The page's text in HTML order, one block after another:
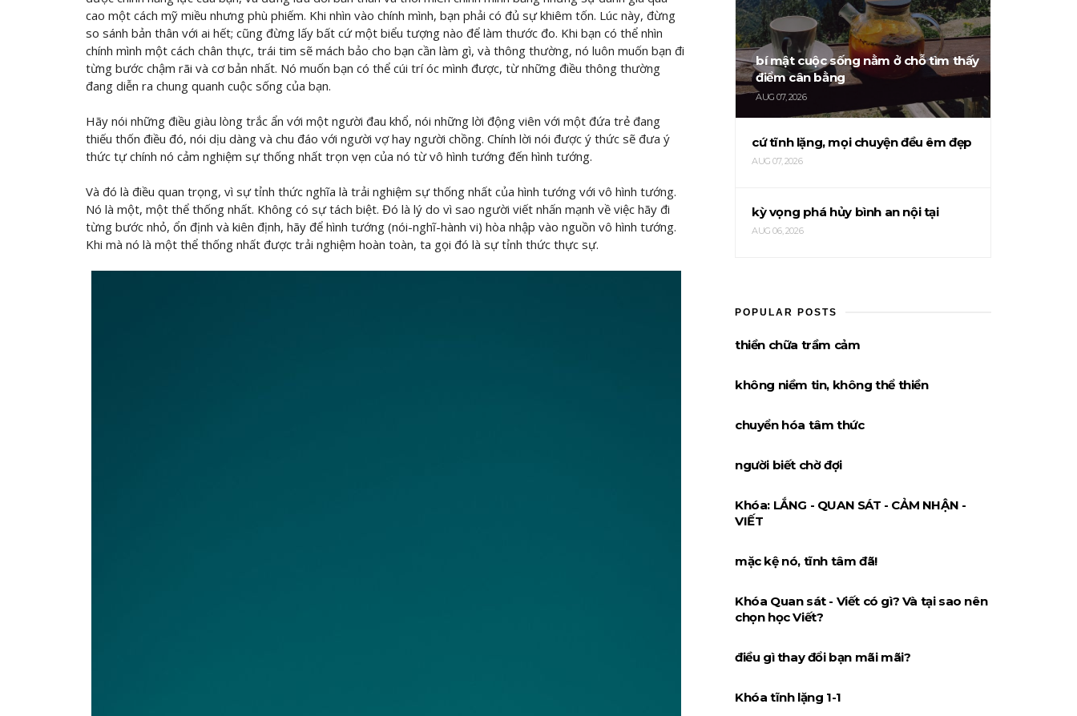
cao một cách mỹ miều nhưng phù phiếm. Khi nhìn vào chính mình, bạn phải có đủ sự khiêm tốn. Lúc này, đừng
so sánh bản thân với ai hết; cũng đừng lấy bất cứ một biểu tượng nào để làm thước đo. Khi bạn có thể nhìn
chính mình một cách chân thực, trái tim sẽ mách bảo cho bạn cần làm gì, và thông thường, nó luôn muốn bạn đi
từng bước chậm rãi và cơ bản nhất. Nó muốn bạn có thể cúi trí óc mình được, từ những điều thông thường
đang diễn ra chung quanh cuộc sống của bạn.
Hãy nói những điều giàu lòng trắc ẩn với một người đau khổ, nói những lời động viên với một đứa trẻ đang
thiếu thốn điều đó, nói dịu dàng và chu đáo với người vợ hay người chồng. Chính lời nói được ý thức sẽ đưa ý
thức tự chính nó cảm nghiệm sự thống nhất trọn vẹn của nó từ vô hình tướng đến hình tướng.
Và đó là điều quan trọng, vì sự tỉnh thức nghĩa là trải nghiệm sự thống nhất của hình tướng với vô hình tướng.
Nó là một, một thể thống nhất. Không có sự tách biệt. Đó là lý do vì sao người viết nhấn mạnh về việc hãy đi
từng bước nhỏ, ổn định và kiên định, hãy để hình tướng (nói-nghĩ-hành vi) hòa nhập vào nguồn vô hình tướng.
Khi mà nó là một thể thống nhất được trải nghiệm hoàn toàn, ta gọi đó là sự tỉnh thức thực sự.
bí mật cuộc sống nằm ở chỗ tìm thấy
điểm cân bằng
AUG 07, 2026
cứ tĩnh lặng, mọi chuyện đều êm đẹp
AUG 07, 2026
kỳ vọng phá hủy bình an nội tại
AUG 06, 2026
POPULAR POSTS
thiền chữa trầm cảm
không niềm tin, không thể thiền
chuyển hóa tâm thức
người biết chờ đợi
Khóa: LẮNG - QUAN SÁT - CẢM NHẬN -
VIẾT
mặc kệ nó, tĩnh tâm đã!
Khóa Quan sát - Viết có gì? Và tại sao nên
chọn học Viết?
điều gì thay đổi bạn mãi mãi?
Khóa tĩnh lặng 1-1